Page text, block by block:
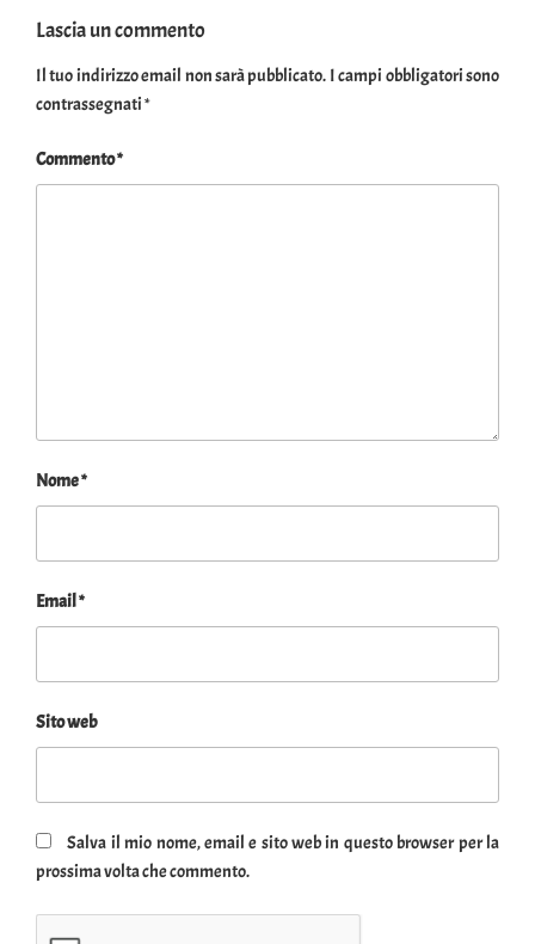
Lascia un commento
Il tuo indirizzo email non sarà pubblicato. I campi obbligatori sono
contrassegnati*
Commento*
Nome*
Email*
Sito web
Salva il mio nome, email e sito web in questo browser per la
prossima volta che commento.